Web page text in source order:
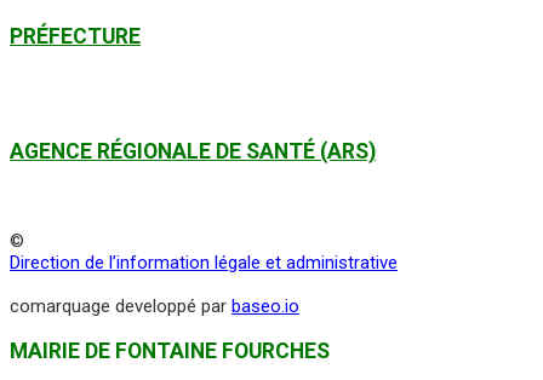
PRÉFECTURE
AGENCE RÉGIONALE DE SANTÉ (ARS)
©
Direction de l’information légale et administrative
comarquage developpé par baseo.io
MAIRIE DE FONTAINE FOURCHES